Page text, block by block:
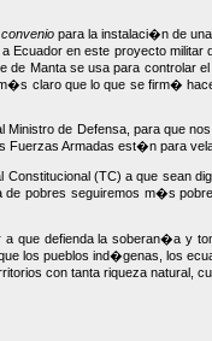
para la instalaci�n de
Ecuador en este proyecto
Manta se usa para controlar
claro que lo que se firm�
Ministro de Defensa, para
Armadas est�n para
(TC) a que sean
pobres seguiremos m�s
que defienda la soberan�a
los pueblos ind�genas, los
con tanta riqueza natural,